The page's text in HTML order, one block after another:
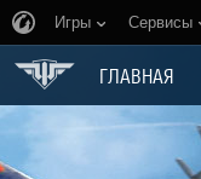
Игры Сервисы
ГЛАВНАЯ